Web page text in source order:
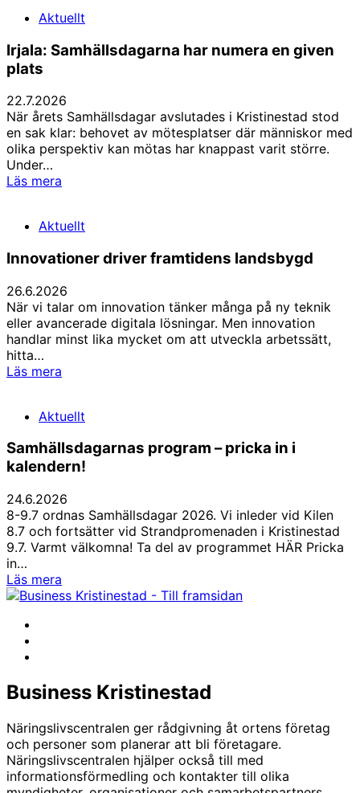
ute
Aktuellt
Irjala: Samhällsdagarna har numera en given
plats
22.7.2026
När årets Samhällsdagar avslutades i Kristinestad stod
en sak klar: behovet av mötesplatser där människor med
olika perspektiv kan mötas har knappast varit större.
Under…
Läs mera
numera
given
Aktuellt
Innovationer driver framtidens landsbygd
26.6.2026
När vi talar om innovation tänker många på ny teknik
eller avancerade digitala lösningar. Men innovation
handlar minst lika mycket om att utveckla arbetssätt,
hitta…
Läs mera
landsbygd
Aktuellt
Samhällsdagarnas program – pricka in i
kalendern!
24.6.2026
8-9.7 ordnas Samhällsdagar 2026. Vi inleder vid Kilen
8.7 och fortsätter vid Strandpromenaden i Kristinestad
9.7. Varmt välkomna! Ta del av programmet HÄR Pricka
in…
Läs mera
program
Business Kristinestad
Näringslivscentralen ger rådgivning åt ortens företag
och personer som planerar att bli företagare.
Näringslivscentralen hjälper också till med
informationsförmedling och kontakter till olika